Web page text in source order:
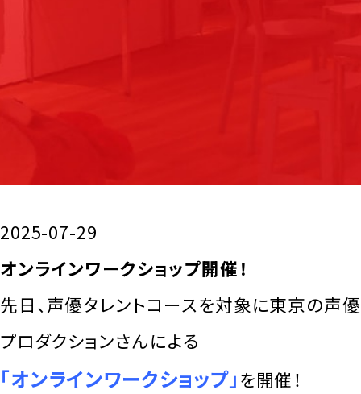
2025-07-29
オンラインワークショップ開催！
先日、声優タレントコースを対象に東京の声優
プロダクションさんによる
「オンラインワークショップ」を開催！